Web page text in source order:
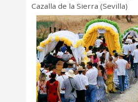
Cazalla de la Sierra (Sevilla)